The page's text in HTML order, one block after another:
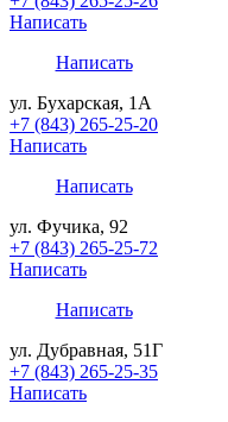
Написать
Написать
ул. Бухарская, 1А
+7 (843) 265-25-20
Написать
Написать
ул. Фучика, 92
+7 (843) 265-25-72
Написать
Написать
ул. Дубравная, 51Г
+7 (843) 265-25-35
Написать